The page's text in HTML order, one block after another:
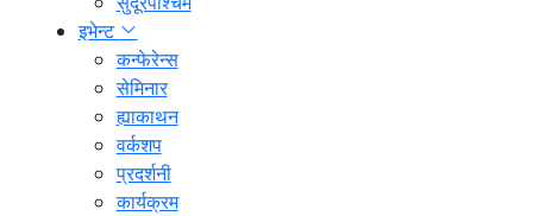
इभेन्ट
कन्फेरेन्स
सेमिनार
ह्याकाथन
वर्कशप
प्रदर्शनी
कार्यक्रम